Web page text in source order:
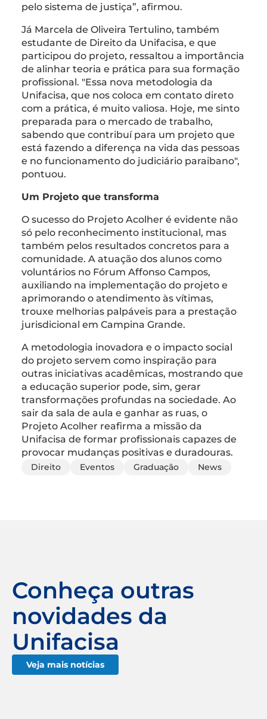
pelo sistema de justiça”, afirmou.
Já Marcela de Oliveira Tertulino, também
estudante de Direito da Unifacisa, e que
participou do projeto, ressaltou a importância
de alinhar teoria e prática para sua formação
profissional. "Essa nova metodologia da
Unifacisa, que nos coloca em contato direto
com a prática, é muito valiosa. Hoje, me sinto
preparada para o mercado de trabalho,
sabendo que contribuí para um projeto que
está fazendo a diferença na vida das pessoas
e no funcionamento do judiciário paraibano",
pontuou.
Um Projeto que transforma
O sucesso do Projeto Acolher é evidente não
só pelo reconhecimento institucional, mas
também pelos resultados concretos para a
comunidade. A atuação dos alunos como
voluntários no Fórum Affonso Campos,
auxiliando na implementação do projeto e
aprimorando o atendimento às vítimas,
trouxe melhorias palpáveis para a prestação
jurisdicional em Campina Grande.
A metodologia inovadora e o impacto social
do projeto servem como inspiração para
outras iniciativas acadêmicas, mostrando que
a educação superior pode, sim, gerar
transformações profundas na sociedade. Ao
sair da sala de aula e ganhar as ruas, o
Projeto Acolher reafirma a missão da
Unifacisa de formar profissionais capazes de
provocar mudanças positivas e duradouras.
Direito Eventos Graduação News
Conheça outras
novidades da
Unifacisa
Veja mais notícias